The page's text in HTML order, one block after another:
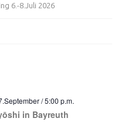
6.-8.Juli 2026
/ 5:00 p.m.
in Bayreuth